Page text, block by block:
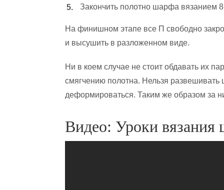
Закончить полотно шарфа вязанием
На финишном этапе все П свободно
и высушить в разложенном виде.
Ни в коем случае не стоит обдавать их
смягчению полотна. Нельзя
деформироваться. Таким же образом за
Видео: Уроки